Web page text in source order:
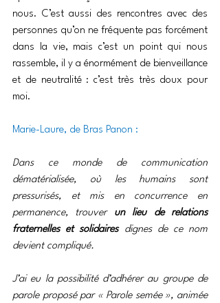
nous. C’est aussi des rencontres avec des
personnes qu’on ne fréquente pas forcément
dans la vie, mais c’est un point qui nous
rassemble, il y a énormément de bienveillance
et de neutralité : c’est très très doux pour
moi.
Marie-Laure, de Bras Panon :
Dans ce monde de communication
dématérialisée, où les humains sont
pressurisés, et mis en concurrence en
permanence, trouver un lieu de relations
fraternelles et solidaires dignes de ce nom
devient compliqué.
J’ai eu la possibilité d’adhérer au groupe de
parole proposé par « Parole semée », animée